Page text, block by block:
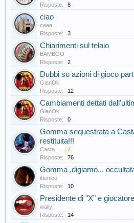
Risposte:
8
ciao
caaa
Risposte:
3
Chiarimenti sul telaio
BAMBOO
Risposte:
2
Dubbi su azioni di gioco
GianOk
Risposte:
12
Cambiamenti dettati
GianOk
Risposte:
0
Gomma sequestrata a
restituita!!!
Casta ... 2
Risposte: 76
Gomma ,digiamo...
ittenico
Risposte:
10
Presidente di "X" e
wally
Risposte:
14